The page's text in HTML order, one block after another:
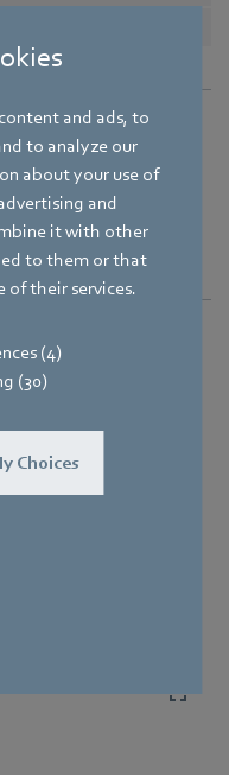
and ads, to
to analyze our
about your use of
and
it with other
to them or that
of their services.
(4)
(30)
Choices